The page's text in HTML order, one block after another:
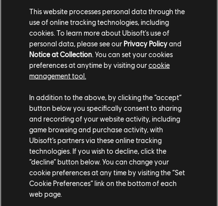
Libérez les dragons !
Déchainez la fureur enflammée des cieux dans Hungry
Dragon, un jeu d'action-arcade amusant et frénétique où
tout et tous sont au menu!
This website processes personal data through the
use of online tracking technologies, including
cookies. To learn more about Ubisoft's use of
personal data, please see our Privacy Policyand
Notice at Collection . You can set your cookies
preferences at anytime by visiting ourcookie
management tool.
In addition to the above, by clicking the “accept”
button below you specifically consent to sharing
and recording of your website activity, including
game browsing and purchase activity, with
Ubisoft’s partners via these online tracking
technologies. If you wish to decline, click the
“decline” button below. You can change your
cookie preferences at any time by visiting the “Set
Cookie Preferences” link on the bottom of each
web page.